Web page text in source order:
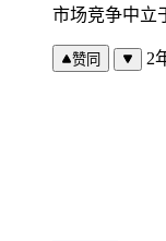
市场竞争中立
赞同 2